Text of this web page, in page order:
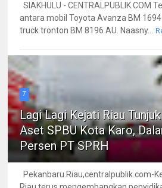
SIAKHULU - CENTRALPUBLIK.COM
antara mobil Toyota Avanza BM 1694
truck tronton BM 8196 AU. Naasny...
7
Lagi Lagi Kejati Riau
Aset SPBU Kota Karo,
Persen PT SPRH
Pekanbaru.Riau,centralpublik.com-